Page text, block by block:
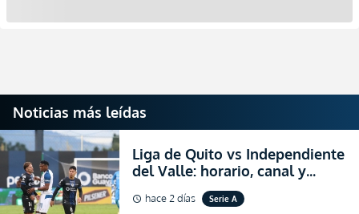
Noticias más leídas
Liga de Quito vs Independiente
del Valle: horario, canal y
dónde ver EN VIVO el
partidazo por la fecha 24 de la
schedule hace 2 días Serie A